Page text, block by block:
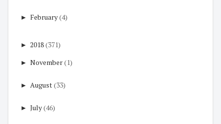
► February(4)
► 2018(371)
► November(1)
► August(33)
► July(46)